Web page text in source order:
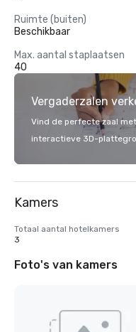
Ruimte (buiten)
Beschikbaar
Max. aantal staplaatsen
40
Vergaderzalen
Vind de perfecte zaal
interactieve 3D-
Kamers
Totaal aantal hotelkamers
3
Foto's van kamers